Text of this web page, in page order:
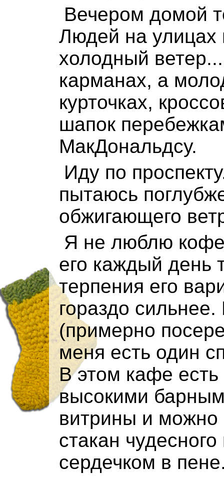
Вечером домой
Людей на улицах
холодный
карманах, а
курточках,
шапок
МакДональдсу.
Иду по
пытаюсь
обжигающего
Я не люблю
его каждый день
терпения его
гораздо
(примерно
меня есть один
В этом кафе
высокими
витрины и можно
стакан
сердечком в